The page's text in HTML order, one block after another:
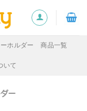
ホルダー 商品一覧
いて
ー